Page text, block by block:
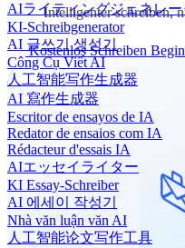
AIライティングジェネレ
KI-Schreibgenerator
AI 글쓰기 생성기
Công Cụ Viết AI
人工智能写作生成器
AI 寫作生成器
Escritor de ensayos de IA
Redator de ensaios com IA
Rédacteur d'essais IA
AIエッセイライター
KI Essay-Schreiber
AI 에세이 작성기
Nhà văn luận văn AI
人工智能论文写作工具
Intelligenter schreiben,
Kostenlos Schreiben